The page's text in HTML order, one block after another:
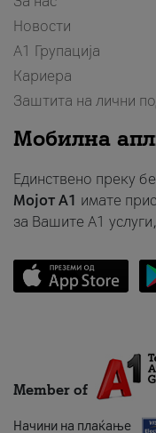
Новости
А1 Групација
Кариера
Заштита на лични
Мобилна
Единствено преку
Мојот A1 имате
за Вашите A1
Member of
Начини на плаќање